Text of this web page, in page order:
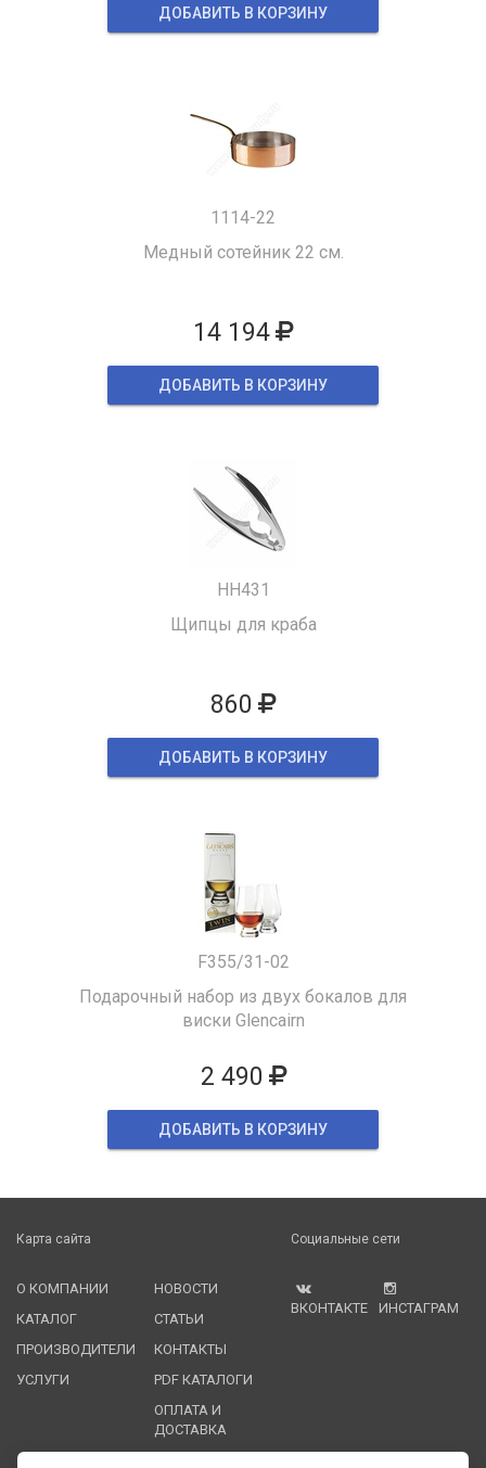
ДОБАВИТЬ В КОРЗИНУ
1114-22
Медный сотейник 22 см.
14 194
ДОБАВИТЬ В КОРЗИНУ
HH431
Щипцы для краба
860
ДОБАВИТЬ В КОРЗИНУ
F355/31-02
Подарочный набор из двух бокалов для
виски Glencairn
2 490
ДОБАВИТЬ В КОРЗИНУ
Карта сайта
О КОМПАНИИ
КАТАЛОГ
ПРОИЗВОДИТЕЛИ
УСЛУГИ
НОВОСТИ
СТАТЬИ
КОНТАКТЫ
PDF КАТАЛОГИ
ОПЛАТА И
ДОСТАВКА
Социальные сети
ВКОНТАКТЕ ИНСТАГРАМ